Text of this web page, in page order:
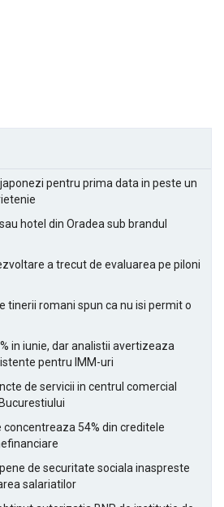
pentru prima data in peste un
hotel din Oradea sub brandul
a trecut de evaluarea pe piloni
tinerii romani spun ca nu isi permit o
in iunie, dar analistii avertizeaza
pentru IMM-uri
de servicii in centrul comercial
concentreaza 54% din creditele
de securitate sociala inaspreste
salariatilor